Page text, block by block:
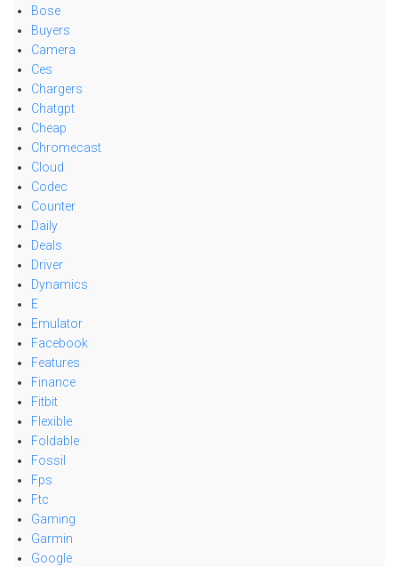
Bose
Buyers
Camera
Ces
Chargers
Chatgpt
Cheap
Chromecast
Cloud
Codec
Counter
Daily
Deals
Driver
Dynamics
E
Emulator
Facebook
Features
Finance
Fitbit
Flexible
Foldable
Fossil
Fps
Ftc
Gaming
Garmin
Google